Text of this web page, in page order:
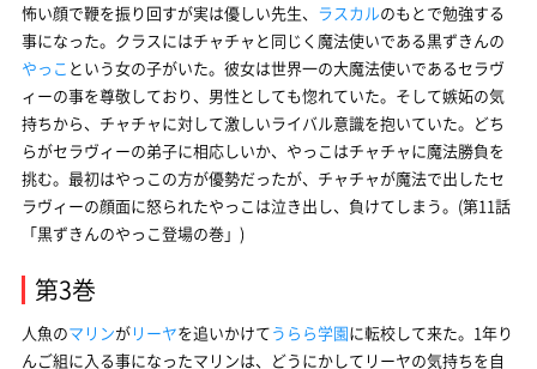
怖い顔で鞭を振り回すが実は優しい先生、 ラスカルのもとで勉強する
事になった。クラスにはチャチャと同じく魔法使いである黒ずきんの
やっこ という女の子がいた。彼女は世界一の大魔法使いであるセラヴ
ィーの事を尊敬しており、男性としても惚れていた。そして嫉妬の気
持ちから、チャチャに対して激しいライバル意識を抱いていた。どち
らがセラヴィーの弟子に相応しいか、やっこはチャチャに魔法勝負を
挑む。最初はやっこの方が優勢だったが、チャチャが魔法で出したセ
ラヴィーの顔面に怒られたやっこは泣き出し、負けてしまう。(第11話
「黒ずきんのやっこ登場の巻」)
第3巻
人魚のマリンがリーヤを追いかけてうらら学園に転校して来た。1年り
んご組に入る事になったマリンは、どうにかしてリーヤの気持ちを自